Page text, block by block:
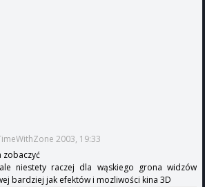
2003, 19:33
zobaczyć
niestety raczej dla wąskiego grona widzów
bardziej jak efektów i mozliwości kina 3D